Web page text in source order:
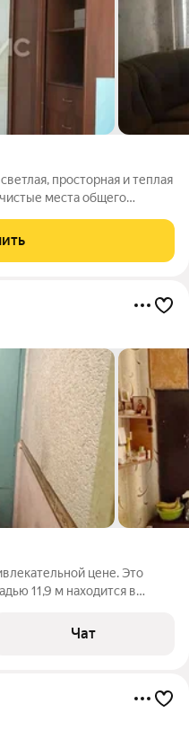
просторная и теплая
места общего
ищет доступное жильё в
цене. Это
11,9 м находится в
готова к
окном. В
Чат